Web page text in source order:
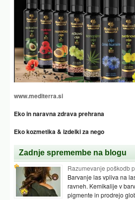
www.mediterra.si
Eko in naravna zdrava prehrana
Eko kozmetika & izdelki za nego
Zadnje spremembe na blogu
Razumevanje poškodb
Barvanje las vpliva na
ravneh. Kemikalije v
pigmente in prodrejo